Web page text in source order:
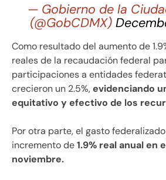
— Gobierno de la
(@GobCDMX)
Como resultado del aumento de
reales de la recaudación federal
participaciones a entidades
crecieron un 2.5%,evidenciando
equitativo y efectivo de los
Por otra parte, el gasto
incremento de1.9% real anual en
noviembre.